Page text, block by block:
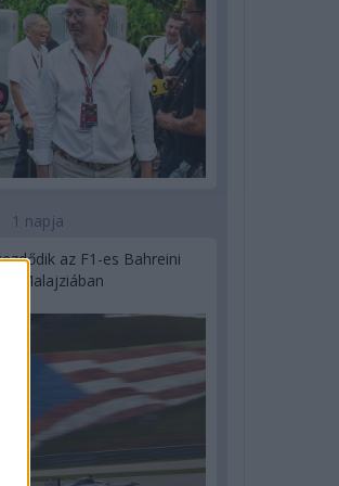
1 napja
az F1-es Bahreini
Malajziában